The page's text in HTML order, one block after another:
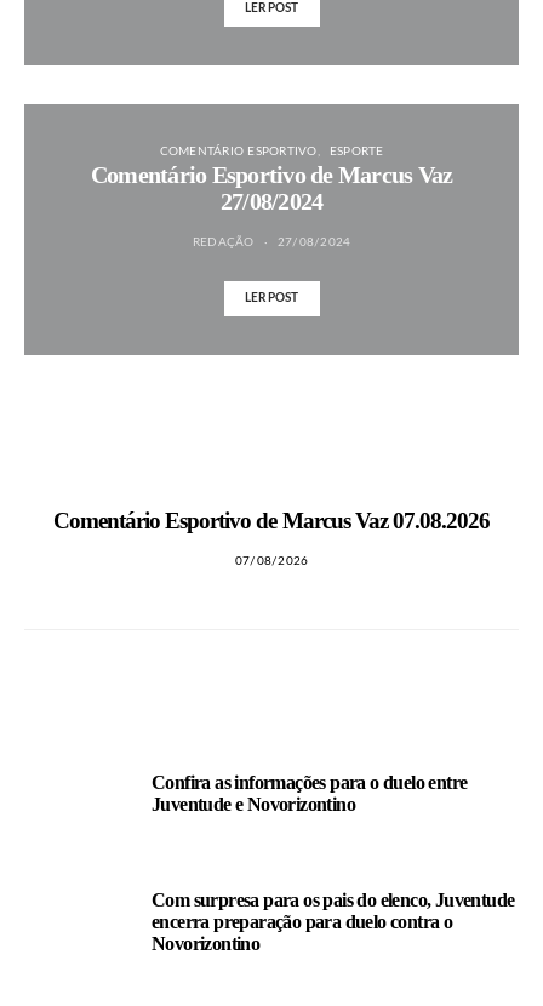
LER POST
COMENTÁRIO ESPORTIVO ESPORTE
Comentário Esportivo de Marcus Vaz
27/08/2024
REDAÇÃO 27/08/2024
LER POST
Comentário Esportivo de Marcus Vaz 07.08.2026
07/08/2026
Confira as informações para o duelo entre
Juventude e Novorizontino
Com surpresa para os pais do elenco, Juventude
encerra preparação para duelo contra o
Novorizontino